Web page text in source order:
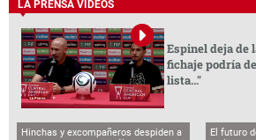
LA PRENSA VIDEOS
Espinel deja de
fichaje podría
lista..."
Hinchas y excompañeros despiden a
El futuro